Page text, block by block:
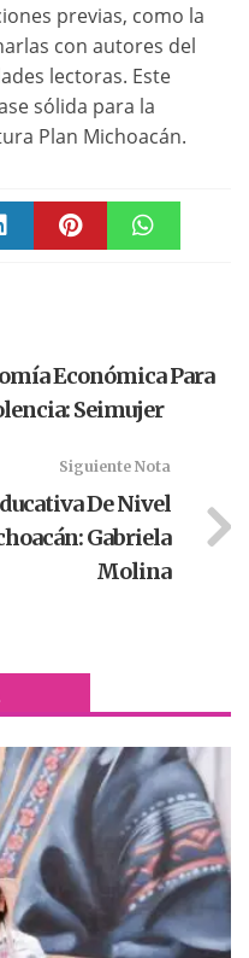
previas, como la
con autores del
lectoras. Este
sólida para la
Plan Michoacán.
Económica Para
Seimujer
Siguiente Nota
De Nivel
Gabriela
Molina